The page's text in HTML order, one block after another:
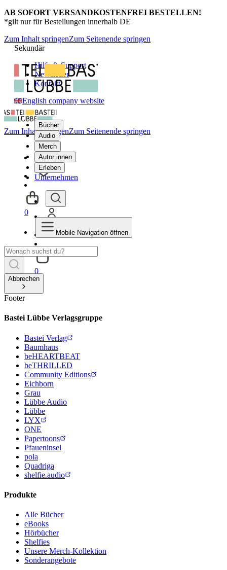
AB SOFORT VERSANDKOSTENFREI BESTELLEN!
*gilt nur für Bestellungen innerhalb DE
Zum Inhalt springenZum Seitenende springen
Sekundär
Hilfe & Support
Newsletter
Kontakt
English company website
Bücher
Audio
Merch
Autor:innen
Erleben
Unternehmen
0
Zum Inhalt springenZum Seitenende springen
0
Mobile Navigation öffnen
Abbrechen
Footer
Bastei Lübbe Verlagsgruppe
Bastei Verlag
Baumhaus
beHEARTBEAT
beTHRILLED
Community Editions
Eichborn
Grau
Lübbe Audio
Lübbe
LYX
ONE
Papertoons
Pfaueninsel
pola
Quadriga
shelfie.audio
Produkte
Alle Bücher
eBooks
Hörbücher
Shelfies
Unsere Merch-Kollektion
Sonderangebote